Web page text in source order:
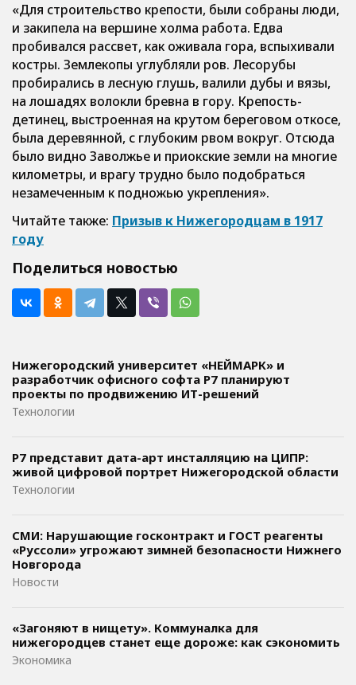
«Для строительство крепости, были собраны люди,
и закипела на вершине холма работа. Едва
пробивался рассвет, как оживала гора, вспыхивали
костры. Землекопы углубляли ров. Лесорубы
пробирались в лесную глушь, валили дубы и вязы,
на лошадях волокли бревна в гору. Крепость-
детинец, выстроенная на крутом береговом откосе,
была деревянной, с глубоким рвом вокруг. Отсюда
было видно Заволжье и приокские земли на многие
километры, и врагу трудно было подобраться
незамеченным к подножью укрепления».
Читайте также: Призыв к Нижегородцам в 1917
году
Поделиться новостью
Нижегородский университет «НЕЙМАРК» и
разработчик офисного софта P7 планируют
проекты по продвижению ИТ-решений
Технологии
Р7 представит дата-арт инсталляцию на ЦИПР:
живой цифровой портрет Нижегородской области
Технологии
СМИ: Нарушающие госконтракт и ГОСТ реагенты
«Руссоли» угрожают зимней безопасности Нижнего
Новгорода
Новости
«Загоняют в нищету». Коммуналка для
нижегородцев станет еще дороже: как сэкономить
Экономика